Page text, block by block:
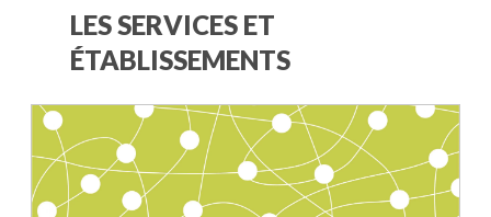
LES SERVICES ET
ÉTABLISSEMENTS